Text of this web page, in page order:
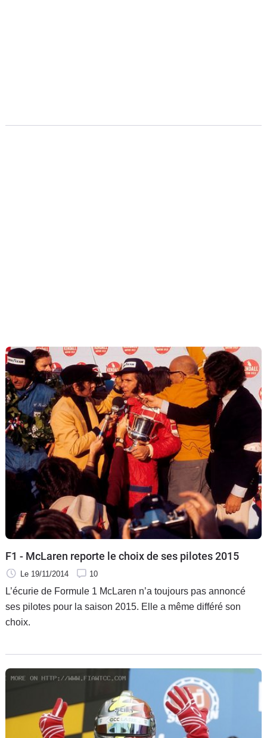
F1 - McLaren reporte le choix de ses pilotes 2015
Le 19/11/2014 10
L’écurie de Formule 1 McLaren n’a toujours pas annoncé
ses pilotes pour la saison 2015. Elle a même différé son
choix.